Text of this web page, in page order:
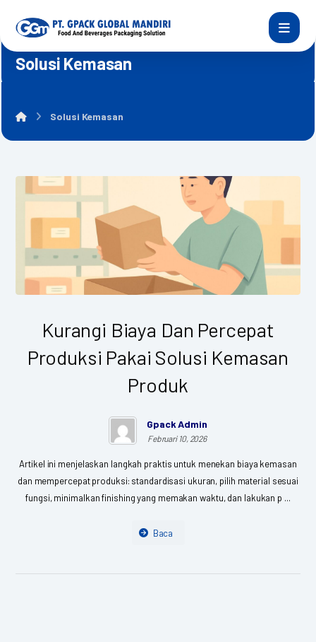
Solusi Kemasan
Solusi Kemasan
Kurangi Biaya Dan Percepat
Produksi Pakai Solusi Kemasan
Produk
Gpack Admin
Februari 10, 2026
Artikel ini menjelaskan langkah praktis untuk menekan biaya kemasan
dan mempercepat produksi: standardisasi ukuran, pilih material sesuai
fungsi, minimalkan finishing yang memakan waktu, dan lakukan p ...
Baca